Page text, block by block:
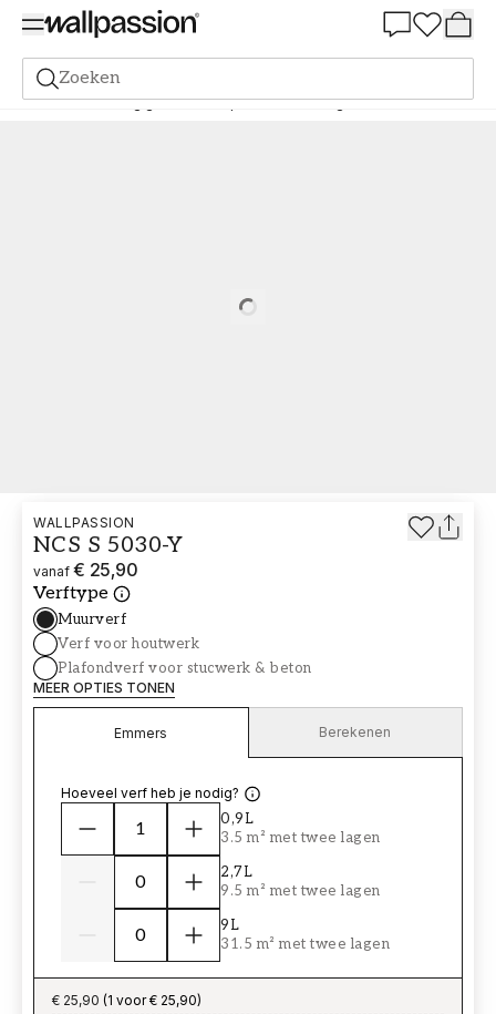
Zoeken
Verf Bestelling gebaseerd op NCS Bestelling door NCS 5030-Y
WALLPASSION
NCS S 5030-Y
vanaf € 25,90
Verftype
Muurverf
Verf voor houtwerk
Plafondverf voor stucwerk & beton
MEER OPTIES TONEN
Emmers Berekenen
Hoeveel verf heb je nodig?
0,9L
3.5 m² met twee lagen
2,7L
9.5 m² met twee lagen
9L
31.5 m² met twee lagen
€ 25,90 (1 voor € 25,90)